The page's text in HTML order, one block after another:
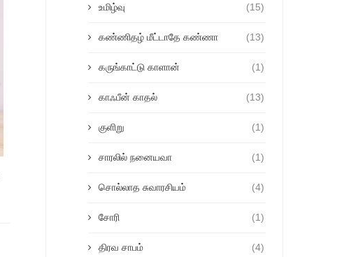
உமிழ்வு (15)
கண்ணிதழ் மீட்டாதே கண்ணா (13)
கருங்காட்டு காளான் (1)
காஃபீன் காதல் (13)
குளிறு (1)
சாரலில் நனையவா (1)
சொல்லாத சுவாரசியம் (4)
சோரி (1)
திரவ சாபம் (4)